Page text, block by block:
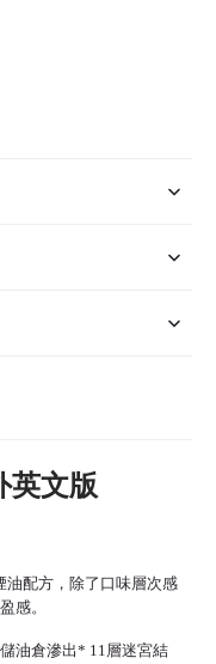
英文版
油配方，除了口味層次感
感。
油倉滲出* 11層迷宮結